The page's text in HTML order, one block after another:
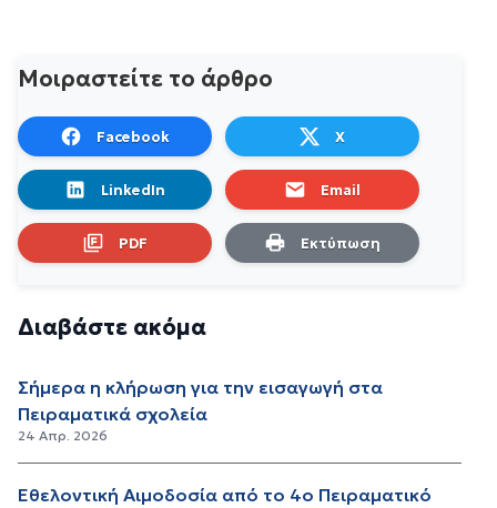
Μοιραστείτε το άρθρο
Facebook X
LinkedIn Email
PDF Εκτύπωση
Διαβάστε ακόμα
Σήμερα η κλήρωση για την εισαγωγή στα
Πειραματικά σχολεία
24 Απρ. 2026
Εθελοντική Αιμοδοσία από το 4ο Πειραματικό